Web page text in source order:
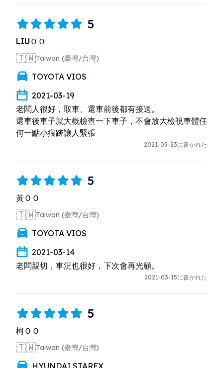
5
LIUＯＯ
🇹🇼Taiwan (臺灣/台灣)
TOYOTA VIOS
2021-03-19
老闆人很好，取車、還車前後都有接送。
還車後車子就大概檢查一下車子，不會放大檢視車體任
何一點小痕跡讓人緊張
2021-03-23に書かれた
5
黃ＯＯ
🇹🇼Taiwan (臺灣/台灣)
TOYOTA VIOS
2021-03-14
老闆親切，車況也很好，下次會再光顧。
2021-03-15に書かれた
5
柯ＯＯ
🇹🇼Taiwan (臺灣/台灣)
HYUNDAI STAREX